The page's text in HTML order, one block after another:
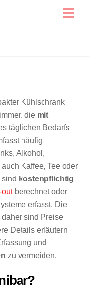
Kühlschrank
die mit
täglichen Bedarfs
häufig
Alkohol,
Kaffee, Tee oder
sind kostenpflichtig
outberechnet oder
erfasst. Die
sind Preise
Details erläutern
und
zu vermeiden.